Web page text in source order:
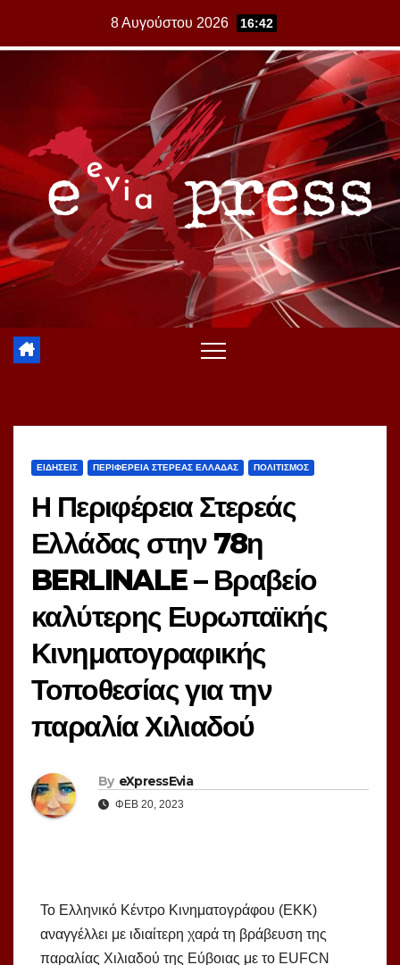
8 Αυγούστου 2026 16:42
ΕΙΔΗΣΕΙΣ ΠΕΡΙΦΕΡΕΙΑ ΣΤΕΡΕΑΣ ΕΛΛΑΔΑΣ ΠΟΛΙΤΙΣΜΟΣ
Η Περιφέρεια Στερεάς
Ελλάδας στην 78η
BERLINALE – Βραβείο
καλύτερης Ευρωπαϊκής
Κινηματογραφικής
Τοποθεσίας για την
παραλία Χιλιαδού
By eXpressEvia
ΦΕΒ 20, 2023
Το Ελληνικό Κέντρο Κινηματογράφου (ΕΚΚ)
αναγγέλλει με ιδιαίτερη χαρά τη βράβευση της
παραλίας Χιλιαδού της Εύβοιας με το EUFCN